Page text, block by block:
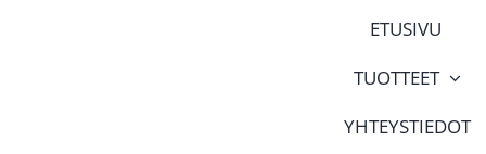
ETUSIVU
TUOTTEET
YHTEYSTIEDOT